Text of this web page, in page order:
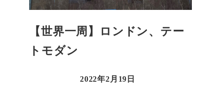
【世界一周】ロンドン、テー
トモダン
2022年2月19日